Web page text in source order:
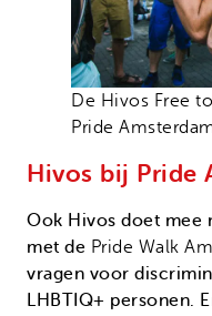
De Hivos Free
Pride
Hivos bij Pride
Ook Hivos doet mee
met de Pride Walk
vragen voor
LHBTIQ+ personen.